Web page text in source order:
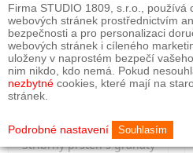
Stříbrný prsten s granáty
Firma STUDIO 1809, s.r.o., používá
webových stránek prostřednictvím
bezpečnosti a pro personalizaci
webových stránek i cíleného
uloženy v naprostém bezpečí
nim nikdo, kdo nemá. Pokud
nezbytné cookies, které mají na
stránek.
Podrobné nastavení Souhlasím